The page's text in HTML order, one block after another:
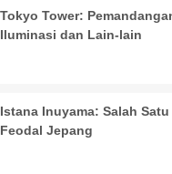
Tokyo Tower:
Iluminasi dan Lain-lain
Istana Inuyama: Salah
Feodal Jepang